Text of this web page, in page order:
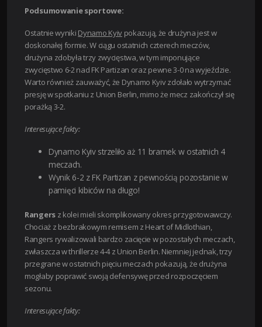
Podsumowanie sportowe:
Ostatnie wyniki Dynamo Kyivpokazują, że drużyna jest w
doskonałej formie. W ciągu ostatnich czterech meczów,
drużyna zdobyła trzy zwycięstwa, w tym imponujące
zwycięstwo 6-2 nad FK Partizan oraz pewne 3-0 na wyjeździe.
Warto również zauważyć, że Dynamo Kyiv zdołało wytrzymać
presję w spotkaniu z Union Berlin, mimo że mecz zakończył się
porażką 3-2.
Interesujące fakty:
Dynamo Kyiv strzeliło aż 11 bramek w ostatnich 4
meczach.
Wynik 6-2 z FK Partizan z pewnością pozostanie w
pamięci kibiców na długo!
Rangersz kolei mieli skomplikowany okres przygotowawczy.
Chociaż z bezbrakowym remisem z Heart of Midlothian,
Rangers rywalizowali bardzo zacięcie w pozostałych meczach,
zwłaszcza w thrillerze 4-4 z Union Berlin. Niemniej jednak, trzy
przegrane w ostatnich pięciu meczach pokazują, że drużyna
mogłaby poprawić swoją defensywę przed rozpoczęciem
sezonu.
Interesujące fakty: